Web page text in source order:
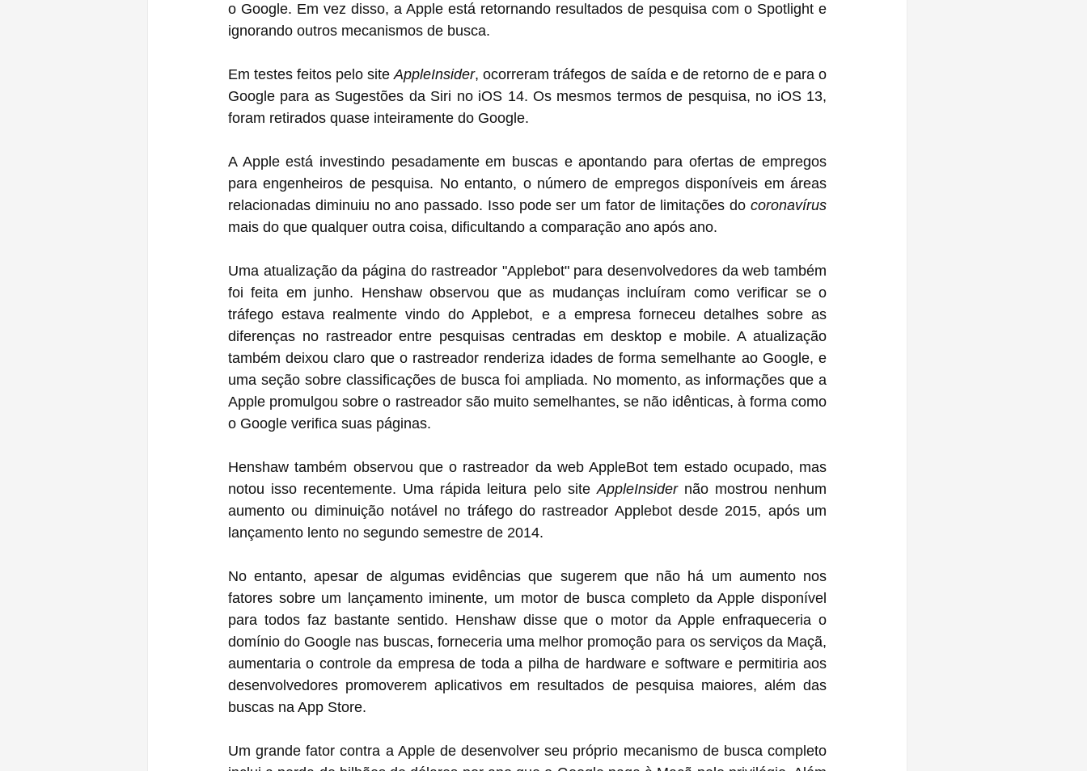
o Google. Em vez disso, a Apple está retornando resultados de pesquisa com o Spotlight e
ignorando outros mecanismos de busca.
Em testes feitos pelo site AppleInsider, ocorreram tráfegos de saída e de retorno de e para o
Google para as Sugestões da Siri no iOS 14. Os mesmos termos de pesquisa, no iOS 13,
foram retirados quase inteiramente do Google.
A Apple está investindo pesadamente em buscas e apontando para ofertas de empregos
para engenheiros de pesquisa. No entanto, o número de empregos disponíveis em áreas
relacionadas diminuiu no ano passado. Isso pode ser um fator de limitações do coronavírus
mais do que qualquer outra coisa, dificultando a comparação ano após ano.
Uma atualização da página do rastreador "Applebot" para desenvolvedores da web também
foi feita em junho. Henshaw observou que as mudanças incluíram como verificar se o
tráfego estava realmente vindo do Applebot, e a empresa forneceu detalhes sobre as
diferenças no rastreador entre pesquisas centradas em desktop e mobile. A atualização
também deixou claro que o rastreador renderiza idades de forma semelhante ao Google, e
uma seção sobre classificações de busca foi ampliada. No momento, as informações que a
Apple promulgou sobre o rastreador são muito semelhantes, se não idênticas, à forma como
o Google verifica suas páginas.
Henshaw também observou que o rastreador da web AppleBot tem estado ocupado, mas
notou isso recentemente. Uma rápida leitura pelo site AppleInsider não mostrou nenhum
aumento ou diminuição notável no tráfego do rastreador Applebot desde 2015, após um
lançamento lento no segundo semestre de 2014.
No entanto, apesar de algumas evidências que sugerem que não há um aumento nos
fatores sobre um lançamento iminente, um motor de busca completo da Apple disponível
para todos faz bastante sentido. Henshaw disse que o motor da Apple enfraqueceria o
domínio do Google nas buscas, forneceria uma melhor promoção para os serviços da Maçã,
aumentaria o controle da empresa de toda a pilha de hardware e software e permitiria aos
desenvolvedores promoverem aplicativos em resultados de pesquisa maiores, além das
buscas na App Store.
Um grande fator contra a Apple de desenvolver seu próprio mecanismo de busca completo